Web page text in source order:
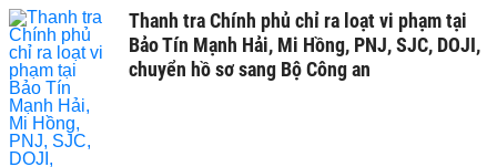
Thanh tra Chính phủ chỉ ra loạt vi phạm tại
Bảo Tín Mạnh Hải, Mi Hồng, PNJ, SJC, DOJI,
chuyển hồ sơ sang Bộ Công an